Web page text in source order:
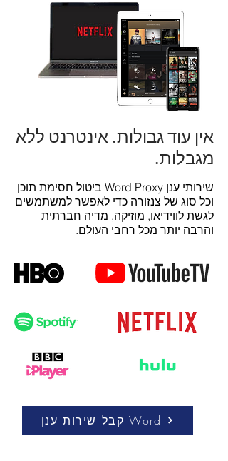
אין עוד גבולות. אינטרנט ללא
מגבלות.
שירותי ענן Word Proxy ביטול חסימת תוכן
וכל סוג של צנזורה כדי לאפשר למשתמשים
לגשת לווידיאו, מוזיקה, מדיה חברתית
והרבה יותר מכל רחבי העולם.
קבל שירות ענן Word